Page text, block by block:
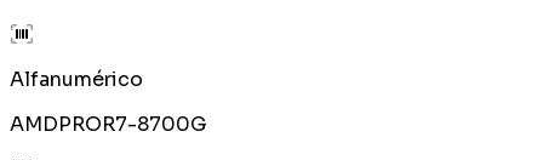
Alfanumérico
AMDPROR7-8700G